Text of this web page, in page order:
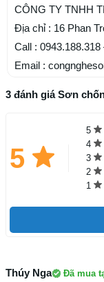
CÔNG TY TNHH
Địa chỉ : 16 Phan
Call :
Email :
3 đánh giá Sơn
5
5
4
3
2
1
Thúy Nga Đã mua